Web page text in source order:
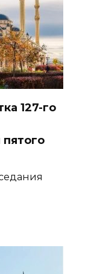
127-го